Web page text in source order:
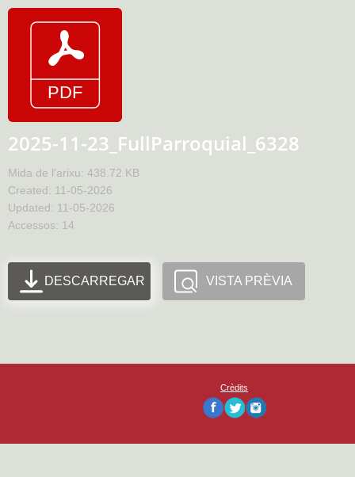
2025-11-23_FullParroquial_6328
Mida de l'arixu: 438.72 KB
Created: 11-05-2026
Updated: 11-05-2026
Accessos: 14
DESCARREGAR VISTA PRÈVIA
Crèdits